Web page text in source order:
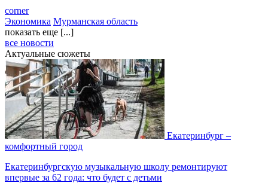
corner
Экономика Мурманская область
показать еще [...]
все новости
Актуальные сюжеты
Екатеринбург –
комфортный город
Екатеринбургскую музыкальную школу ремонтируют
впервые за 62 года: что будет с детьми